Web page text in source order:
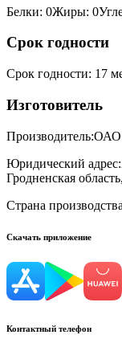
Белки: 0Жиры: 0
Срок годности
Срок годности: 17
Изготовитель
Производитель:ОАО
Юридический адрес:
Гродненская
Страна
Скачать приложение
Контактный телефон